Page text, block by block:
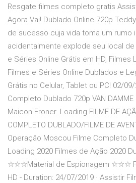
Resgate filmes completo gratis
Agora Vai! Dublado Online 720p
de sucesso cuja vida toma um rumo
acidentalmente explode seu local
e Séries Online Grátis em HD, Filmes
Filmes e Séries Online Dublados e
Grátis no Celular, Tablet ou PC! 02/
Completo Dublado 720p VAN
Maicon Froner. Loading FILME DE
COMPLETO DUBLADO/FILME DE
Operação Moscou Filme Completo
Loading 2020 Filmes de Ação 2020
☆☆☆Material de Espionagem ☆☆☆
HD - Duration: 24/07/2019 · Assistir